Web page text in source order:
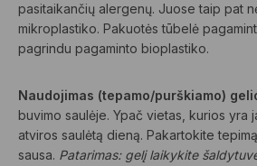
pasitaikančių alergenų. Juose taip pat
mikroplastiko. Pakuotės tūbelė
pagrindu pagaminto bioplastiko.
Naudojimas (tepamo/purškiamo)
buvimo saulėje. Ypač vietas, kurios yra
atviros saulėtą dieną. Pakartokite
sausa. Patarimas: gelį laikykite